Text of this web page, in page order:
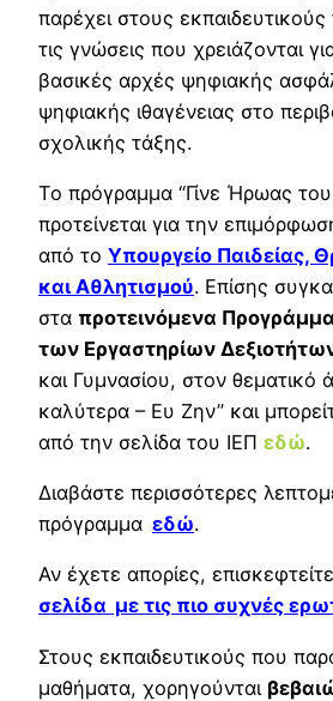
παρέχει στους εκπαιδευτικούς
τις γνώσεις που χρειάζονται
βασικές αρχές ψηφιακής
ψηφιακής ιθαγένειας στο
σχολικής τάξης.
Τo πρόγραμμα “Γίνε Ήρωας του
προτείνεται για την
από το Υπουργείο Παιδείας,
και Αθλητισμού. Επίσης
στα προτεινόμενα
των Εργαστηρίων
και Γυμνασίου, στον θεματικό
καλύτερα – Ευ Ζην” και
από την σελίδα του ΙΕΠ εδώ.
Διαβάστε περισσότερες
πρόγραμμα εδώ.
Αν έχετε απορίες, επισκεφτείτε
σελίδα με τις πιο συχνές
Στους εκπαιδευτικούς που
μαθήματα, χορηγούνται